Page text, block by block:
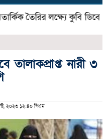
তৈরির লক্ষ্যে কুবি ডিবেটিং
নারী ৩
২০২৩ ১২:৪০ পিএম